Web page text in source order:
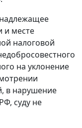
и месте
налоговой
на уклонение
в нарушение
суду не